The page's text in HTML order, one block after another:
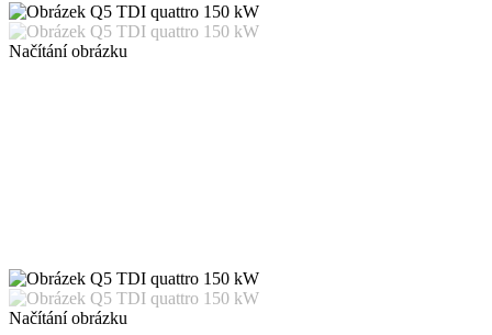
Načítání obrázku
Načítání obrázku